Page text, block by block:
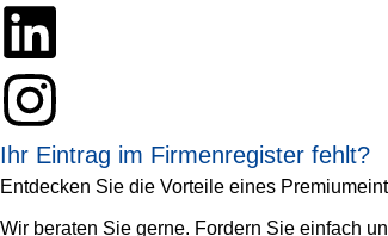
Ihr Eintrag im Firmenregister fehlt?
Entdecken Sie die Vorteile eines
Wir beraten Sie gerne. Fordern Sie einfach